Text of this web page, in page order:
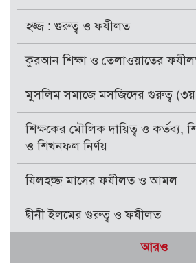
হজ্জ : গুরুত্ব ও ফযীলত
কুরআন শিক্ষা ও তেলাওয়াতের
মুসলিম সমাজে মসজিদের গুরুত্ব (৩য়
শিক্ষকের মৌলিক দায়িত্ব ও কর্তব্য,
ও শিখনফল নির্ণয়
যিলহজ্জ মাসের ফযীলত ও আমল
দ্বীনী ইলমের গুরুত্ব ও ফযীলত
আরও